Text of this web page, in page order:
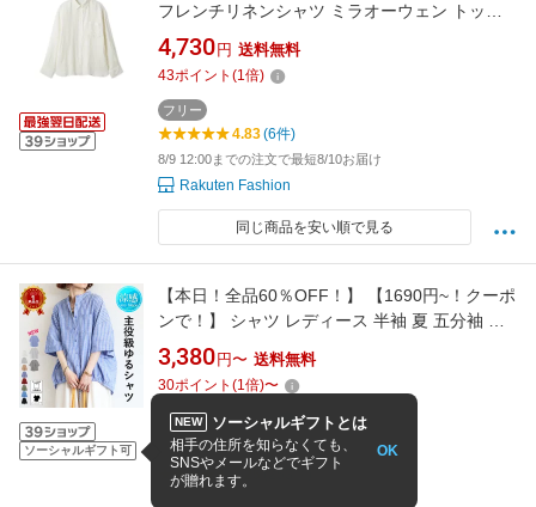
フレンチリネンシャツ ミラオーウェン トップ
ス シャツ・ブラウス イエロー ホワイト グリー
ン【送料無料】
4,730 円 送料無料
43ポイント (1倍)
フリー
4.83(6件)
8/9 12:00までの注文で最短8/10お届け
Rakuten Fashion
同じ商品を安い順で見る
ソーシャルギフト可
【本日！全品60％OFF！】 【1690円~！クーポ
ンで！】 シャツ レディース 半袖 夏 五分袖 七
分袖 柄 トップス ブラウス シワ加工 チェック柄
ストライプ 無地 ノーカラー 襟 2WAY ドロスト
大きいサイズ UV対策 ゆったり 体型カバー 羽
織り[郵1.5]^v181^
3,380 円〜 送料無料
30ポイント (1倍)〜
フリー
4.25 (253件)
NEW ソーシャルギフトとは
相手の住所を知らなくても、
SNSやメールなどでギフト
が贈れます。
OK